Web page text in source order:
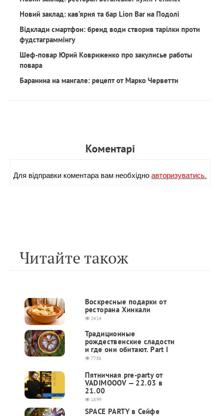
Новий заклад: кав‘ярня та бар Lion Bar на Подолі
Відклади смартфон: бренд води створив тарілки проти
фудстаграммінгу
Шеф-повар Юрий Ковриженко про закулисье работы
повара
Баранина на мангале: рецепт от Марко Черветти
Коментарi
Для вiдправки коментара вам необхiдноавторизуватись.
Читайте також
Воскресные подарки от
ресторана Хинкали
2414
Традиционные
рождественские сладости
и где они обитают. Part I
7786
Пятничная pre-party от
VADIMOOOV — 22.03 в
21.00
1899
SPACE PARTY в Сейфе